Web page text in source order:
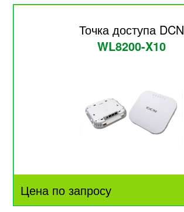
Точка доступа DCN
WL8200-X10
Цена по запросу